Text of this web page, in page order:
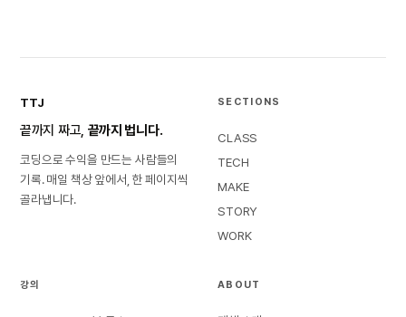
TTJ
끝까지 짜고, 끝까지 법니다.
코딩으로 수익을 만드는 사람들의
기록. 매일 책상 앞에서, 한 페이지씩
골라냅니다.
SECTIONS
CLASS
TECH
MAKE
STORY
WORK
강의 ABOUT